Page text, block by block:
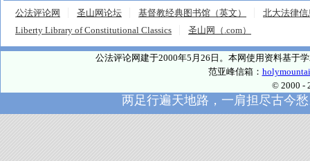
公法评论网 圣山网论坛 基督教经典图书馆（英文）
北大法律信
Liberty Library of Constitutional Classics
圣山网（.com）
公法评论网建于2000年5月26日。本网使用资料基于
范亚峰信箱：
© 2000 -
两足行遍天地路，一肩担尽古今